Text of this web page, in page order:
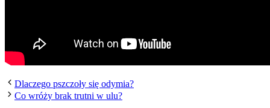
Dlaczego pszczoły się odymia?
Co wróży brak trutni w ulu?